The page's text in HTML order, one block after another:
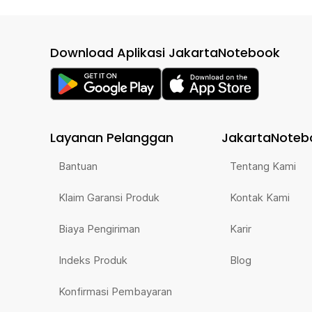
Download Aplikasi JakartaNotebook
Layanan Pelanggan
Bantuan
Klaim Garansi Produk
Biaya Pengiriman
Indeks Produk
Konfirmasi Pembayaran
Tentang Kami
Kontak Kami
Karir
Blog